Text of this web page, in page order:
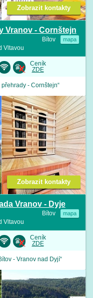
Vranov - Cornštejn
Bítov mapa
Vltavou
Zobrazit kontakty
Ceník
ZDE
- Cornštejn“
Vranov - Dyje
Bítov mapa
Vltavou
Zobrazit kontakty
Ceník
ZDE
- Vranov nad Dyjí“